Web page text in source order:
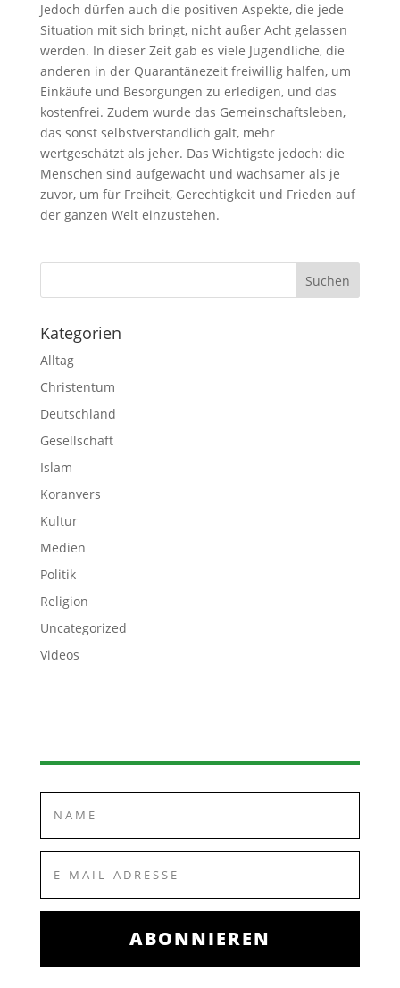
Jedoch dürfen auch die positiven Aspekte, die jede
Situation mit sich bringt, nicht außer Acht gelassen
werden. In dieser Zeit gab es viele Jugendliche, die
anderen in der Quarantänezeit freiwillig halfen, um
Einkäufe und Besorgungen zu erledigen, und das
kostenfrei. Zudem wurde das Gemeinschaftsleben,
das sonst selbstverständlich galt, mehr
wertgeschätzt als jeher. Das Wichtigste jedoch: die
Menschen sind aufgewacht und wachsamer als je
zuvor, um für Freiheit, Gerechtigkeit und Frieden auf
der ganzen Welt einzustehen.
Kategorien
Alltag
Christentum
Deutschland
Gesellschaft
Islam
Koranvers
Kultur
Medien
Politik
Religion
Uncategorized
Videos
ABONNIEREN